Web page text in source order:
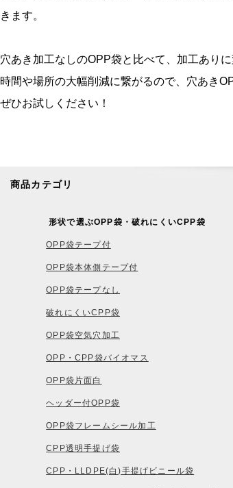
きます。
穴あき加工なしのOPP袋と比べて、加工あり
時間や場所の大幅削減に繋がるので、穴あき
ぜひお試しください！
商品カテゴリ
形状で選ぶOPP袋・破れにくいCPP袋
OPP袋テープ付
OPP袋本体側テープ付
OPP袋テープなし
破れにくいCPP袋
OPP袋空気穴加工
OPP・CPP袋バイオマス
OPP袋片面白
ヘッダー付OPP袋
OPP袋フレームシール加工
CPP透明手提げ袋
CPP・LLDPE(白)手提げビニール袋